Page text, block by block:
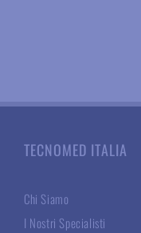
TECNOMED ITALIA
Chi Siamo
I Nostri Specialisti